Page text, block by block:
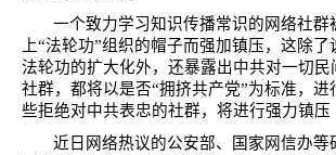
一个致力学习知识传播常识的网络社群
上“法轮功”组织的帽子而强加镇压，这除
法轮功的扩大化外，还暴露出中共对一切民
社群，都将以是否“拥挤共产党”为标准，进
些拒绝对中共表忠的社群，将进行强力镇压
近日网络热议的公安部、国家网信办等